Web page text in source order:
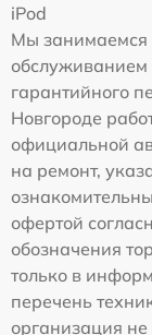
iPod
Мы занимаемся
обслуживанием
гарантийного
Новгороде
официальной
на ремонт,
офертой
обозначения
только в
перечень
организация